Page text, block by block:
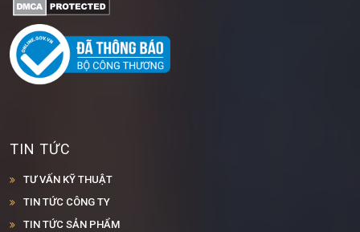
TIN TỨC
TƯ VẤN KỸ THUẬT
TIN TỨC CÔNG TY
TIN TỨC SẢN PHẨM